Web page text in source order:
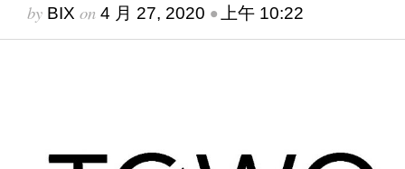
by BIX on 4 月 27, 2020 • 上午 10:22